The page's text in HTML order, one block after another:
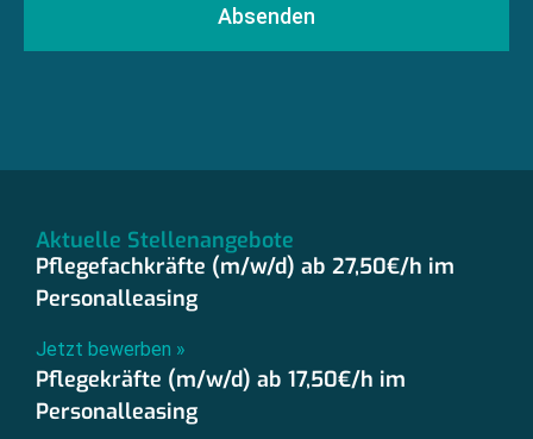
Absenden
Aktuelle Stellenangebote
Pflegefachkräfte (m/w/d) ab 27,50€/h im
Personalleasing
Jetzt bewerben »
Pflegekräfte (m/w/d) ab 17,50€/h im
Personalleasing